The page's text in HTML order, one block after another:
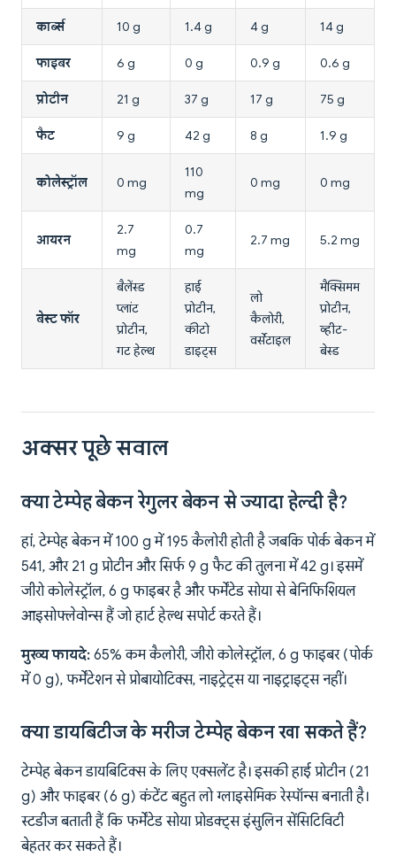
कार्ब्स 10 g 1.4 g 4 g 14 g
फाइबर 6 g 0 g 0.9 g 0.6 g
प्रोटीन 21 g 37 g 17 g 75 g
फैट 9 g 42 g 8 g 1.9 g
कोलेस्ट्रॉल 0 mg
110
mg
0 mg 0 mg
आयरन
2.7
mg
0.7
mg
2.7 mg 5.2 mg
बेस्ट फॉर
बैलेंस्ड
प्लांट
प्रोटीन,
गट हेल्थ
हाई
प्रोटीन,
कीटो
डाइट्स
लो
कैलोरी,
वर्सेटाइल
मैक्सिमम
प्रोटीन,
व्हीट-
बेस्ड
अक्सर पूछे सवाल
क्या टेम्पेह बेकन रेगुलर बेकन से ज्यादा हेल्दी है?
हां, टेम्पेह बेकन में 100 g में 195 कैलोरी होती है जबकि पोर्क बेकन में
541, और 21 g प्रोटीन और सिर्फ 9 g फैट की तुलना में 42 g। इसमें
जीरो कोलेस्ट्रॉल, 6 g फाइबर है और फर्मेंटेड सोया से बेनिफिशियल
आइसोफ्लेवोन्स हैं जो हार्ट हेल्थ सपोर्ट करते हैं।
मुख्य फायदे: 65% कम कैलोरी, जीरो कोलेस्ट्रॉल, 6 g फाइबर (पोर्क
में 0 g), फर्मेंटेशन से प्रोबायोटिक्स, नाइट्रेट्स या नाइट्राइट्स नहीं।
क्या डायबिटीज के मरीज टेम्पेह बेकन खा सकते हैं?
टेम्पेह बेकन डायबिटिक्स के लिए एक्सलेंट है। इसकी हाई प्रोटीन (21
g) और फाइबर (6 g) कंटेंट बहुत लो ग्लाइसेमिक रेस्पॉन्स बनाती है।
स्टडीज बताती हैं कि फर्मेंटेड सोया प्रोडक्ट्स इंसुलिन सेंसिटिविटी
बेहतर कर सकते हैं।